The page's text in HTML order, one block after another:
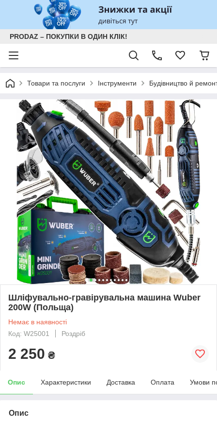
PRODAZ – ПОКУПКИ В ОДИН КЛІК!
Товари та послуги Інструменти Будівництво й
Шліфувально-гравірувальна машина Wuber
200W (Польща)
Немає в наявності
Код: W25001
Роздріб
2 250 ₴
Опис Характеристики Доставка Оплата Умови
Опис